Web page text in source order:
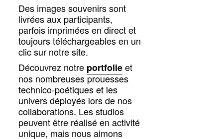
Des images souvenirs sont
livrées aux participants,
parfois imprimées en direct et
toujours téléchargeables en un
clic sur notre site.
Découvrez notre portfolie et
nos nombreuses prouesses
technico-poétiques et les
univers déployés lors de nos
collaborations. Les studios
peuvent être réalisé en activité
unique, mais nous aimons